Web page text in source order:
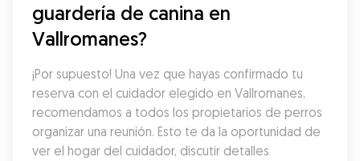
guardería de canina en
Vallromanes?
¡Por supuesto! Una vez que hayas confirmado tu
reserva con el cuidador elegido en Vallromanes,
recomendamos a todos los propietarios de perros
organizar una reunión. Esto te da la oportunidad de
ver el hogar del cuidador, discutir detalles